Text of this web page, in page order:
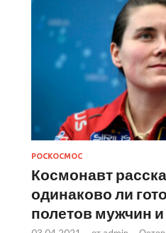
РОСКОСМОС
Космонавт
одинаково ли
полетов мужчин